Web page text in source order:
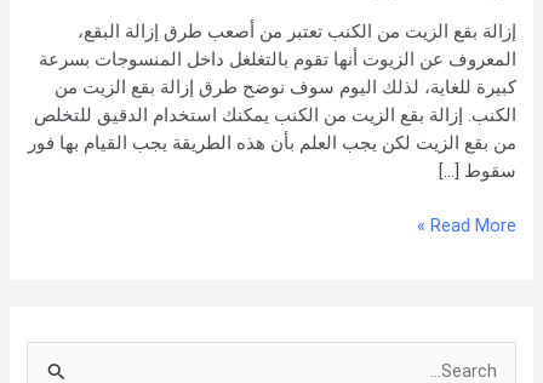
إزالة بقع الزيت من الكنب تعتبر من أصعب طرق إزالة البقع،
المعروف عن الزيوت أنها تقوم بالتغلغل داخل المنسوجات بسرعة
كبيرة للغاية، لذلك اليوم سوف نوضح طرق إزالة بقع الزيت من
الكنب. إزالة بقع الزيت من الكنب يمكنك استخدام الدقيق للتخلص
من بقع الزيت لكن يجب العلم بأن هذه الطريقة يجب القيام بها فور
سقوط […]
–
شركة
العربي
Read More »